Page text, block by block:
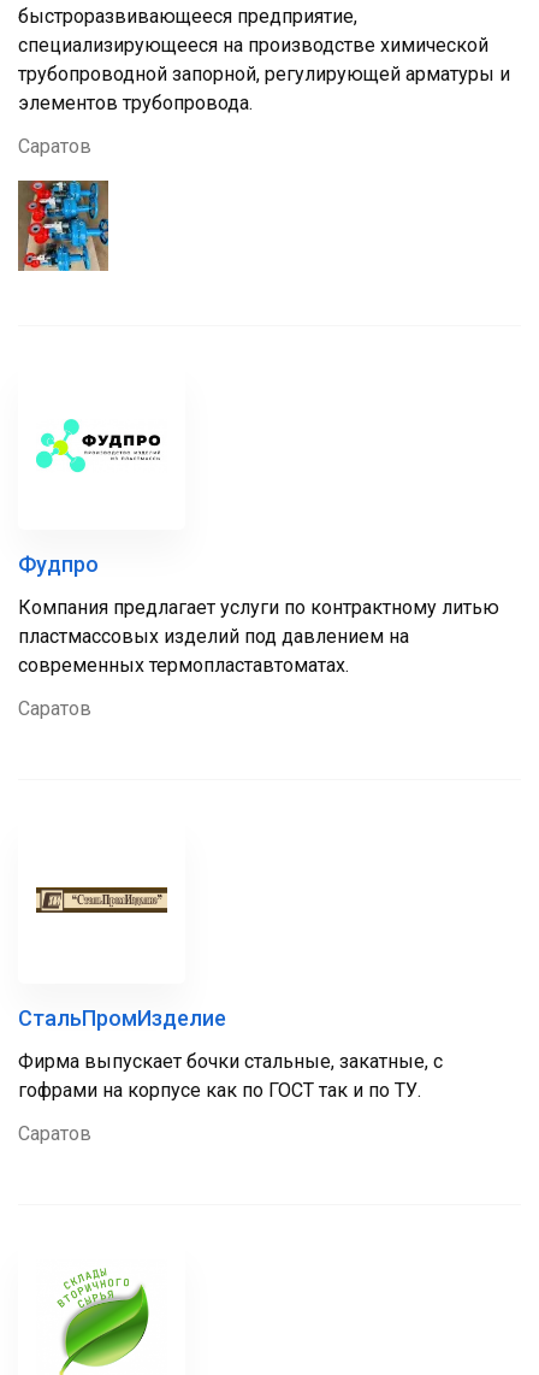
быстроразвивающееся предприятие,
специализирующееся на производстве химической
трубопроводной запорной, регулирующей арматуры и
элементов трубопровода.
Саратов
Фудпро
Компания предлагает услуги по контрактному литью
пластмассовых изделий под давлением на
современных термопластавтоматах.
Саратов
СтальПромИзделие
Фирма выпускает бочки стальные, закатные, с
гофрами на корпусе как по ГОСТ так и по ТУ.
Саратов